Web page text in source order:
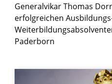
Generalvikar Thomas
erfolgreichen
Paderborn